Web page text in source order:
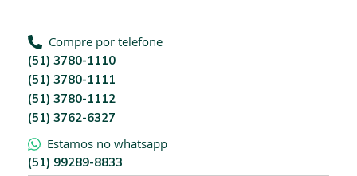
e
w
s
l
e
t
t
e
r
Compre por telefone
(51) 3780-1110
(51) 3780-1111
(51) 3780-1112
(51) 3762-6327
Estamos no whatsapp
(51) 99289-8833